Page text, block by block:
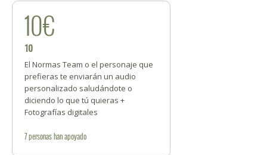
10€
10
El Normas Team o el personaje que
prefieras te enviarán un audio
personalizado saludándote o
diciendo lo que tú quieras +
Fotografías digitales
7personashan apoyado